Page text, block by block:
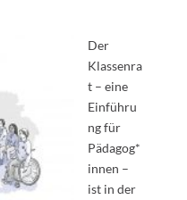
Der
Klassenra
t – eine
Einführu
ng für
Pädagog*
innen –
ist in der